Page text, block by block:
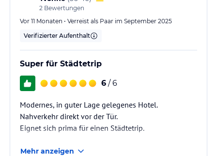
hochwertige Markengeräte für Ihr Training zur Verfügung.
Sonstige Einrichtungen und Services
Die Rezeption des Hotels ist rund um die Uhr geöffnet.
Bis zu zwei Kinder unter 16 Jahren übernachten kostenfrei im
Zimmerkapazität).
Hinweis: Allgemeine und unverbindliche
ohne Gewähr und ohne Prüfung durch HolidayCheck. Bitte
lies vor der Buchung die verbindlichen Angebotsdetails
2 Bewertungen
Vor 11 Monaten • Verreist als Paar im September 2025
Verifizierter Aufenthalt
Super für Städtetrip
6 / 6
Modernes, in guter Lage gelegenes Hotel.
Nahverkehr direkt vor der Tür.
Eignet sich prima für einen Städtetrip.
Mehr anzeigen